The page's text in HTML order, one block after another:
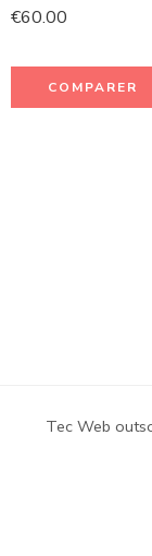
€60.00
COMPARER
Tec Web